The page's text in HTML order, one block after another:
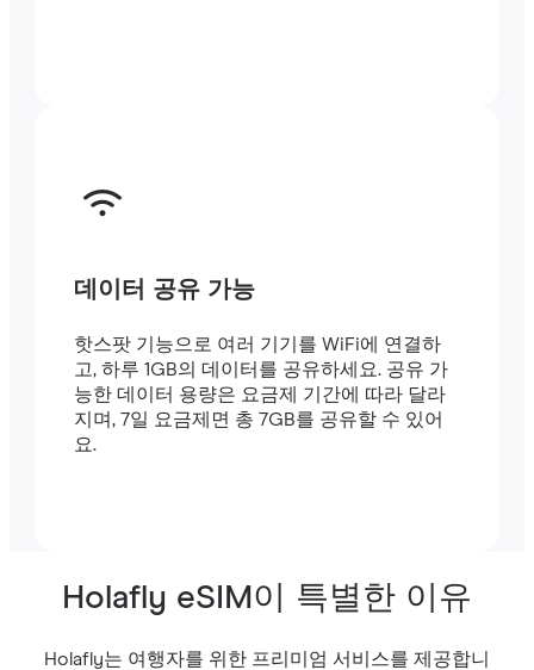
데이터 공유 가능
핫스팟 기능으로 여러 기기를 WiFi에 연결하
고, 하루 1GB의 데이터를 공유하세요. 공유 가
능한 데이터 용량은 요금제 기간에 따라 달라
지며, 7일 요금제면 총 7GB를 공유할 수 있어
요.
Holafly eSIM이 특별한 이유
Holafly는 여행자를 위한 프리미엄 서비스를 제공합니